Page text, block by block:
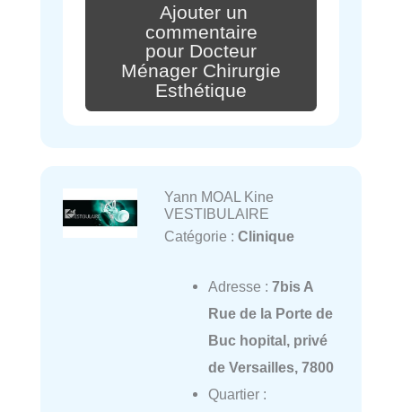
Ajouter un
commentaire
pour Docteur
Ménager Chirurgie
Esthétique
Yann MOAL Kine
VESTIBULAIRE
Catégorie : Clinique
Adresse : 7bis A
Rue de la Porte de
Buc hopital, privé
de Versailles, 7800
Quartier :